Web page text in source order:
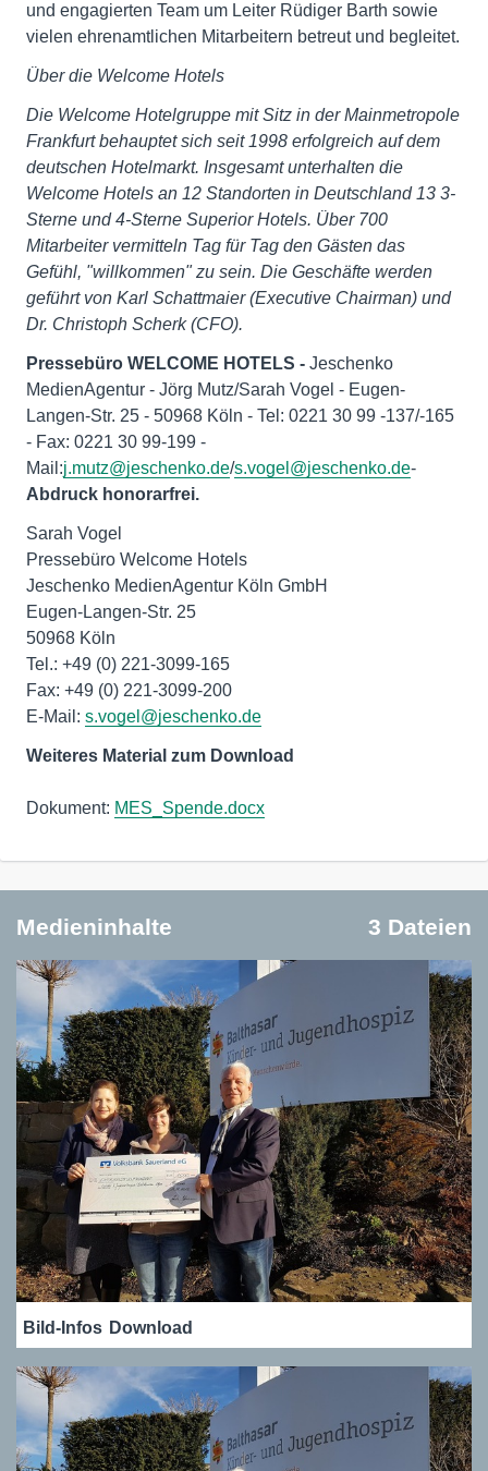
und engagierten Team um Leiter Rüdiger Barth sowie
vielen ehrenamtlichen Mitarbeitern betreut und begleitet.
Über die Welcome Hotels
Die Welcome Hotelgruppe mit Sitz in der Mainmetropole
Frankfurt behauptet sich seit 1998 erfolgreich auf dem
deutschen Hotelmarkt. Insgesamt unterhalten die
Welcome Hotels an 12 Standorten in Deutschland 13 3-
Sterne und 4-Sterne Superior Hotels. Über 700
Mitarbeiter vermitteln Tag für Tag den Gästen das
Gefühl, "willkommen" zu sein. Die Geschäfte werden
geführt von Karl Schattmaier (Executive Chairman) und
Dr. Christoph Scherk (CFO).
Pressebüro WELCOME HOTELS - Jeschenko
MedienAgentur - Jörg Mutz/Sarah Vogel - Eugen-
Langen-Str. 25 - 50968 Köln - Tel: 0221 30 99 -137/-165
- Fax: 0221 30 99-199 -
Mail:j.mutz@jeschenko.de/s.vogel@jeschenko.de-
Abdruck honorarfrei.
Sarah Vogel
Pressebüro Welcome Hotels
Jeschenko MedienAgentur Köln GmbH
Eugen-Langen-Str. 25
50968 Köln
Tel.: +49 (0) 221-3099-165
Fax: +49 (0) 221-3099-200
E-Mail: s.vogel@jeschenko.de
Weiteres Material zum Download
Dokument: MES_Spende.docx
Medieninhalte 3 Dateien
Bild-Infos Download